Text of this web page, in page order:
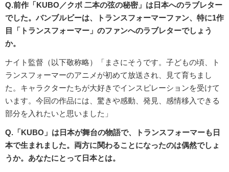
Q.前作「KUBO／クボ 二本の弦の秘密」は日本へのラブレター
でした。バンブルビーは、トランスフォーマーファン、特に1作
目「トランスフォーマー」のファンへのラブレターでしょう
か。
ナイト監督（以下敬称略）「まさにそうです。子どもの頃、ト
ランスフォーマーのアニメが初めて放送され、見て育ちまし
た。キャラクターたちが大好きでインスピレーションを受けて
います。今回の作品には、驚きや感動、発見、感情移入できる
部分を入れたいと思いました」
Q.「KUBO」は日本が舞台の物語で、トランスフォーマーも日
本で生まれました。両方に関わることになったのは偶然でしょ
うか。あなたにとって日本とは。